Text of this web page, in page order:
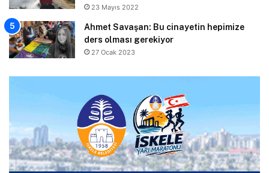
23 Mayıs 2022
Ahmet Savaşan: Bu cinayetin hepimize
ders olması gerekiyor
27 Ocak 2023